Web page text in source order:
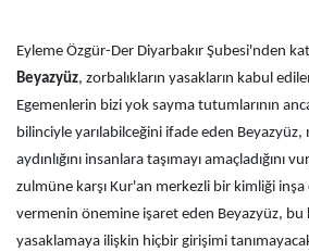
Eyleme Özgür-Der Diyarbakır Şubesi'nden
Beyazyüz, zorbalıkların yasakların kabul
Egemenlerin bizi yok sayma tutumlarının
bilinciyle yarılabilceğini ifade eden
aydınlığını insanlara taşımayı amaçladığını
zulmüne karşı Kur'an merkezli bir kimliği inşa
vermenin önemine işaret eden Beyazyüz, bu
yasaklamaya ilişkin hiçbir girişimi